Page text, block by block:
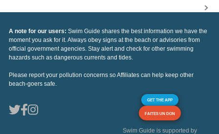
A note for our users: Swim Guide shares the best information we have the
moment you ask for it. Always obey signs at the beach or advisories from
official government agencies. Stay alert and check for other swimming
hazards such as dangerous currents and tides.
Please report your pollution concerns so Affiliates can help keep other
beach-goers safe.
GET THE APP
FAITES UN DON
Swim Guide is supported by